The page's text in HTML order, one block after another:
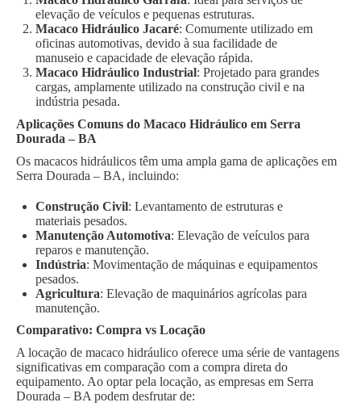
elevação de veículos e pequenas estruturas.
Macaco Hidráulico Jacaré: Comumente utilizado em
oficinas automotivas, devido à sua facilidade de
manuseio e capacidade de elevação rápida.
Macaco Hidráulico Industrial: Projetado para grandes
cargas, amplamente utilizado na construção civil e na
indústria pesada.
Aplicações Comuns do Macaco Hidráulico em Serra
Dourada – BA
Os macacos hidráulicos têm uma ampla gama de aplicações em
Serra Dourada – BA, incluindo:
Construção Civil: Levantamento de estruturas e
materiais pesados.
Manutenção Automotiva: Elevação de veículos para
reparos e manutenção.
Indústria: Movimentação de máquinas e equipamentos
pesados.
Agricultura: Elevação de maquinários agrícolas para
manutenção.
Comparativo: Compra vs Locação
A locação de macaco hidráulico oferece uma série de vantagens
significativas em comparação com a compra direta do
equipamento. Ao optar pela locação, as empresas em Serra
Dourada – BA podem desfrutar de: